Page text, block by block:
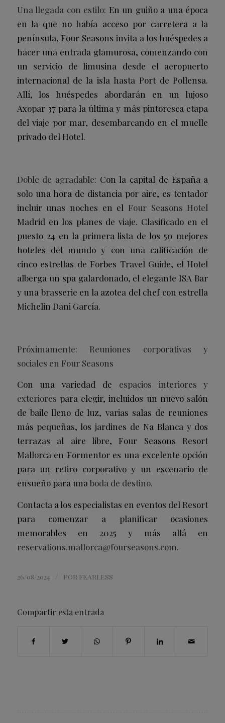
Una llegada con estilo: En un guiño a una época
en la que no había acceso por carretera a la
península, Four Seasons invita a los huéspedes a
hacer una entrada glamurosa, comenzando con
un servicio de limusina desde el aeropuerto
internacional de la isla hasta Port de Pollensa.
Allí, los huéspedes abordarán en un lujoso
Axopar 37 para la última y más pintoresca etapa
del viaje por mar, desembarcando en el muelle
privado del Hotel.
Doble de agradable: Con la capital de España a
solo una hora de distancia por aire, es tentador
incluir unas noches en el Four Seasons Hotel
Madrid en los planes de viaje. Clasificado en el
puesto 24 en la primera lista de los 50 mejores
hoteles del mundo y con una calificación de
cinco estrellas de Forbes Travel Guide, el Hotel
alberga un spa galardonado, el elegante ISA Bar
y una brasserie en la azotea del chef con estrella
Michelin Dani García.
Próximamente: Reuniones corporativas y
sociales en Four Seasons
Con una variedad de espacios interiores y
exteriores para elegir, incluidos un nuevo salón
de baile lleno de luz, varias salas de reuniones
más pequeñas, los jardines de Na Blanca y dos
terrazas al aire libre, Four Seasons Resort
Mallorca en Formentor es una excelente opción
para un retiro corporativo y un escenario de
ensueño para una boda de destino.
Contacta a los especialistas en eventos del Resort
para comenzar a planificar ocasiones
memorables en 2025 y más allá en
reservations.mallorca@fourseasons.com.
26/08/2024 POR FEARLESS
Compartir esta entrada